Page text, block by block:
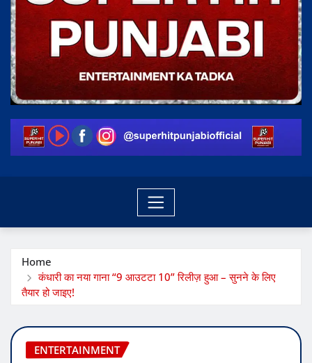
Home
कंधारी का नया गाना “9 आउटटा 10” रिलीज़ हुआ – सुनने के लिए
तैयार हो जाइए!
ENTERTAINMENT